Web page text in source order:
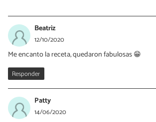
02/07/2024
Gracias a ti por hacerla
Beatriz
12/10/2020
Me encanto la receta, quedaron fabulosas 😁
Responder
Patty
14/06/2020